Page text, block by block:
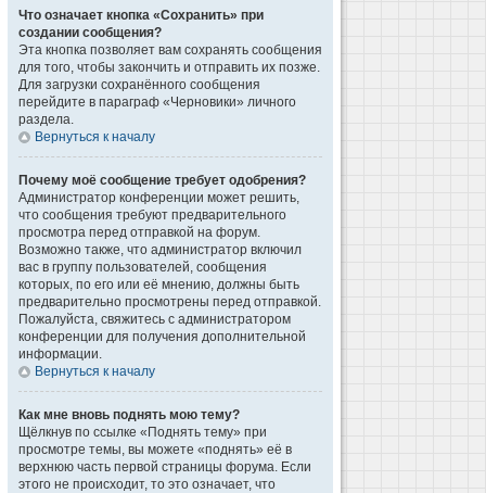
Что означает кнопка «Сохранить» при
создании сообщения?
Эта кнопка позволяет вам сохранять сообщения
для того, чтобы закончить и отправить их позже.
Для загрузки сохранённого сообщения
перейдите в параграф «Черновики» личного
раздела.
Вернуться к началу
Почему моё сообщение требует одобрения?
Администратор конференции может решить,
что сообщения требуют предварительного
просмотра перед отправкой на форум.
Возможно также, что администратор включил
вас в группу пользователей, сообщения
которых, по его или её мнению, должны быть
предварительно просмотрены перед отправкой.
Пожалуйста, свяжитесь с администратором
конференции для получения дополнительной
информации.
Вернуться к началу
Как мне вновь поднять мою тему?
Щёлкнув по ссылке «Поднять тему» при
просмотре темы, вы можете «поднять» её в
верхнюю часть первой страницы форума. Если
этого не происходит, то это означает, что